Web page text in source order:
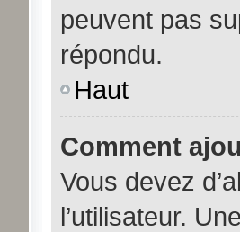
peuvent pas
répondu.
Haut
Comment
Vous devez
l’utilisateur.